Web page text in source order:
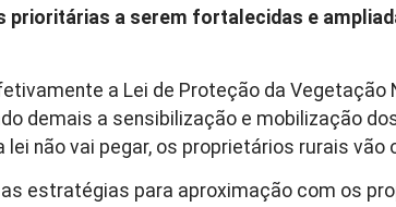
prioritárias a serem fortalecidas e
a Lei de Proteção da
demais a sensibilização e mobilização
lei não vai pegar, os proprietários rurais
estratégias para aproximação com os